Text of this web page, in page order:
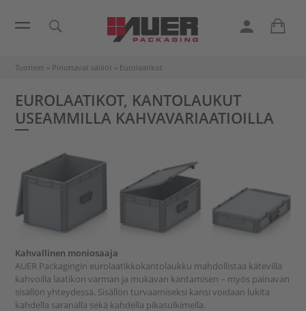
Tuotteet » Pinottavat säiliöt » Eurolaatikot
EUROLAATIKOT, KANTOLAUKUT
USEAMMILLA KAHVAVARIAATIOILLA
Kahvallinen moniosaaja
AUER Packagingin eurolaatikkokantolaukku mahdollistaa kätevillä
kahvoilla laatikon varman ja mukavan kantamisen – myös painavan
sisällön yhteydessä. Sisällön turvaamiseksi kansi voidaan lukita
kahdella saranalla sekä kahdella pikasulkimella.